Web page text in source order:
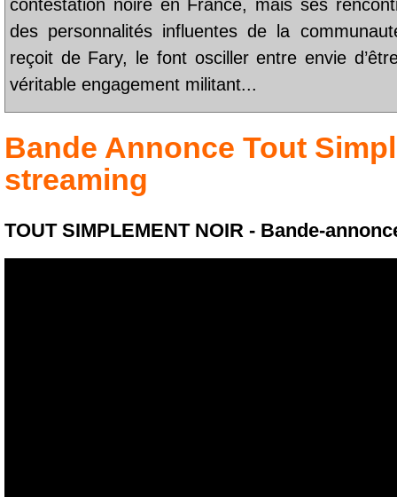
contestation noire en France, mais ses
des personnalités influentes de la
reçoit de Fary, le font osciller entre envie
véritable engagement militant...
Bande Annonce Tout
streaming
TOUT SIMPLEMENT NOIR - Bande-